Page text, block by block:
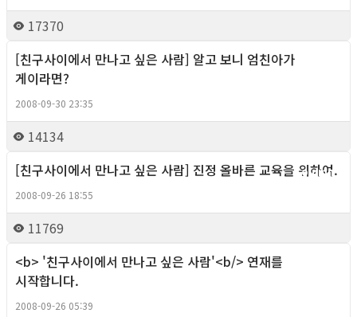
17370
Column
[친구사이에서 만나고 싶은 사람] 알고 보니 엄친아가
게이라면?
2008-09-30 23:35
14134
Column
[친구사이에서 만나고 싶은 사람] 진정 올바른 교육을 위하여.
2008-09-26 18:55
11769
<b> '친구사이에서 만나고 싶은 사람'<b/> 연재를
시작합니다.
2008-09-26 05:39